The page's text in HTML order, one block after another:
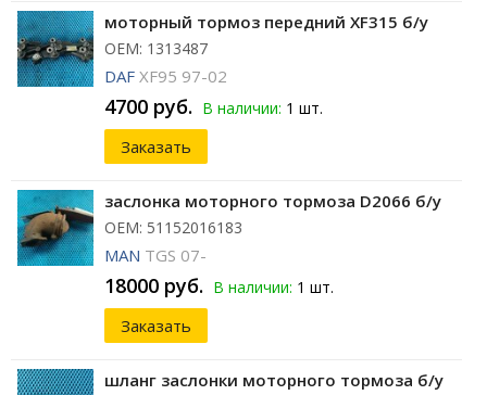
моторный тормоз передний XF315 б/у
ОЕМ: 1313487
DAF XF95 97-02
4700 руб. В наличии: 1 шт.
Заказать
заслонка моторного тормоза D2066 б/у
ОЕМ: 51152016183
MAN TGS 07-
18000 руб. В наличии: 1 шт.
Заказать
шланг заслонки моторного тормоза б/у